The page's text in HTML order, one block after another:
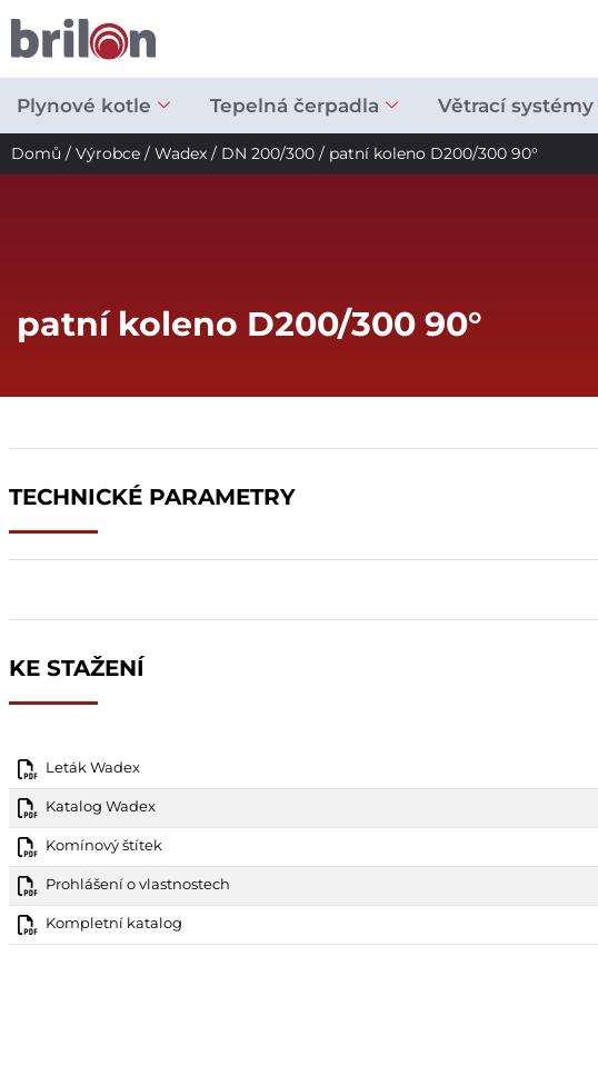
obsah
Plynové kotle Tepelná čerpadla Větrací systémy
Domů / Výrobce / Wadex / DN 200/300 / patní koleno D200/300 90°
patní koleno D200/300 90°
TECHNICKÉ PARAMETRY
KE STAŽENÍ
Leták Wadex
Katalog Wadex
Komínový štítek
Prohlášení o vlastnostech
Kompletní katalog